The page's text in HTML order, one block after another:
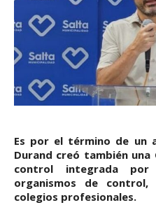
Es por el término de un
Durand creó también
control integrada por
organismos de control,
colegios profesionales.